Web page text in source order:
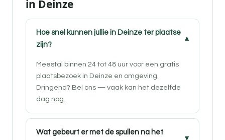
in Deinze
Hoe snel kunnen jullie in Deinze ter plaatse
zijn?
Meestal binnen 24 tot 48 uur voor een gratis
plaatsbezoek in Deinze en omgeving.
Dringend? Bel ons — vaak kan het dezelfde
dag nog.
Wat gebeurt er met de spullen na het